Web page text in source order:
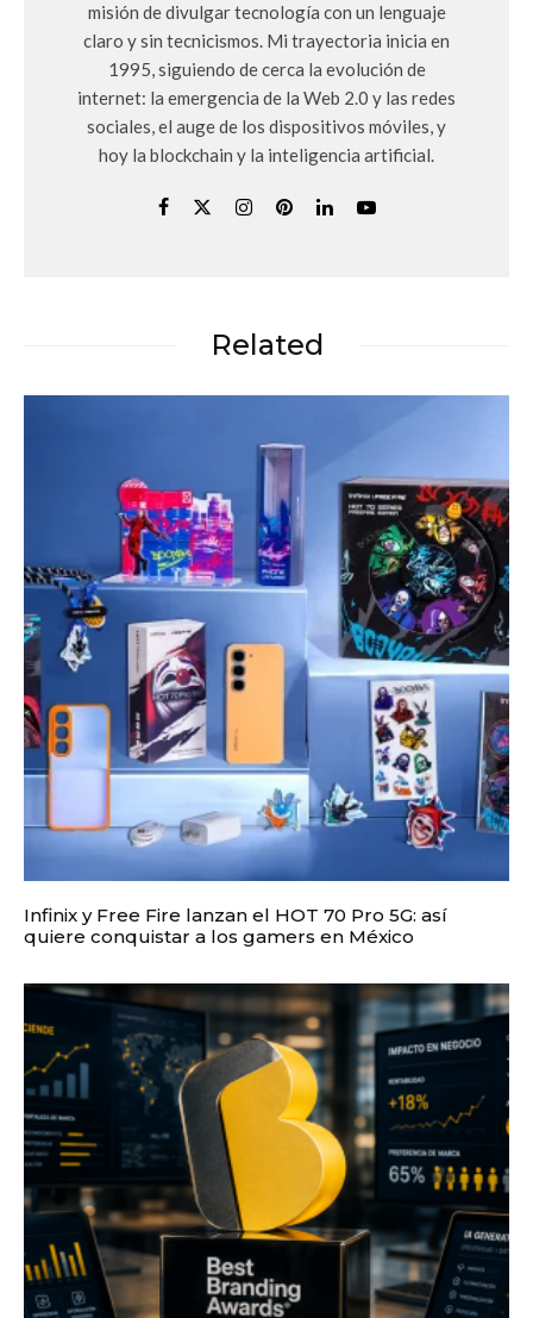
misión de divulgar tecnología con un lenguaje
claro y sin tecnicismos. Mi trayectoria inicia en
1995, siguiendo de cerca la evolución de
internet: la emergencia de la Web 2.0 y las redes
sociales, el auge de los dispositivos móviles, y
hoy la blockchain y la inteligencia artificial.
Related
Infinix y Free Fire lanzan el HOT 70 Pro 5G: así
quiere conquistar a los gamers en México